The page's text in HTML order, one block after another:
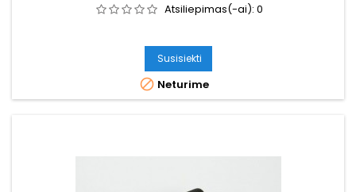
Atsiliepimas(-ai): 0
Susisiekti
 Neturime